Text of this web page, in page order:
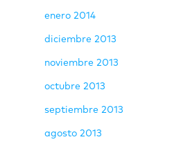
enero 2014
diciembre 2013
noviembre 2013
octubre 2013
septiembre 2013
agosto 2013